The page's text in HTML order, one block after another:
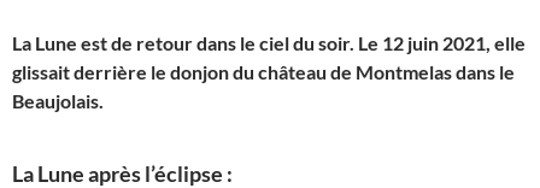
La Lune est de retour dans le ciel du soir. Le 12 juin 2021, elle
glissait derrière le donjon du château de Montmelas dans le
Beaujolais.
La Lune après l’éclipse :